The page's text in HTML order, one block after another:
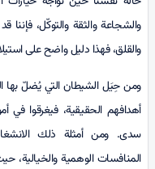
والشجاعة والثقة والتوكّل، فإننا
والقلق، فهذا دليل واضح على
ومن حِيَل الشيطان التي يُضلّ بها
أهدافهم الحقيقية، فيغرقوا في
سدى. ومن أمثلة ذلك
المنافسات الوهمية والخيالية،